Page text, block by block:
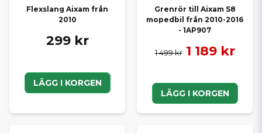
Flexslang Aixam från
2010
299 kr
LÄGG I KORGEN
Grenrör till Aixam S8
mopedbil från 2010-2016
- 1AP907
1 499 kr 1 189 kr
LÄGG I KORGEN